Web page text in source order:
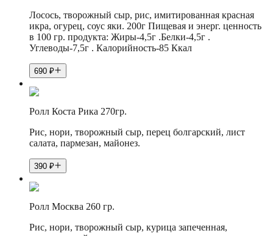
Лосось, творожный сыр, рис, имитированная красная
икра, огурец, соус яки. 200г Пищевая и энерг. ценность
в 100 гр. продукта: Жиры-4,5г .Белки-4,5г .
Углеводы-7,5г . Калорийность-85 Ккал
690 ₽
Ролл Коста Рика 270гр.
Рис, нори, творожный сыр, перец болгарский, лист
салата, пармезан, майонез.
390 ₽
Ролл Москва 260 гр.
Рис, нори, творожный сыр, курица запеченная,